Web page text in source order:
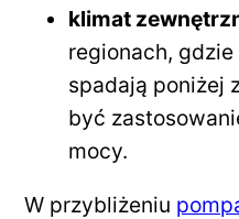
klimat
regionach,
spadają poniżej
być
mocy.
W przybliżeniu